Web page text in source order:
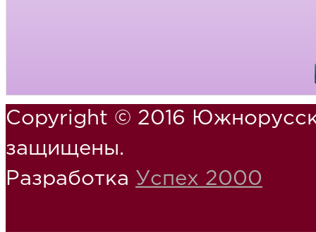
Copyright © 2016
защищены.
Разработка Успех 2000